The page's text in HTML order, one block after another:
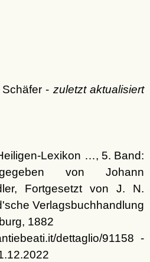
- zuletzt aktualisiert
Lexikon …, 5. Band:
von Johann
Fortgesetzt von J. N.
Verlagsbuchhandlung
1882
dettaglio/91158 -